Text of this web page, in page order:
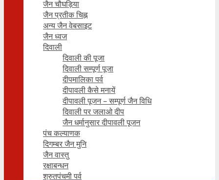
जैन चौघड़िया
जैन प्रतीक चिह्न
अन्य जैन वेबसाइट
जैन ध्वज
दिवाली
दिवाली की पूजा
दिवाली सम्पूर्ण पूजा
दीपमालिका पर्व
दीपावली कैसे मनायें
दीपावली पूजन – सम्पूर्ण जैन विधि
दिवाली पर जलाओ दीप
जैन धर्मानुसार दीपावली पूजन
पंच कल्याणक
दिगम्बर जैन मुनि
जैन वास्तु
रक्षाबन्धन
श्रुतपंचमी पर्व